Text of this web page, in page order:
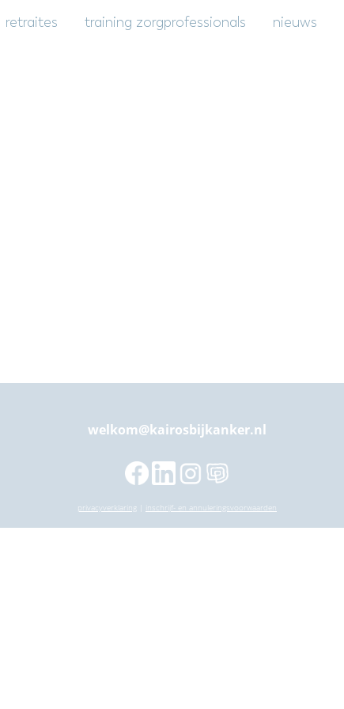
retraites training zorgprofessionals nieuws
welkom@kairosbijkanker.nl
privacyverklaring inschrijf- en annuleringsvoorwaarden